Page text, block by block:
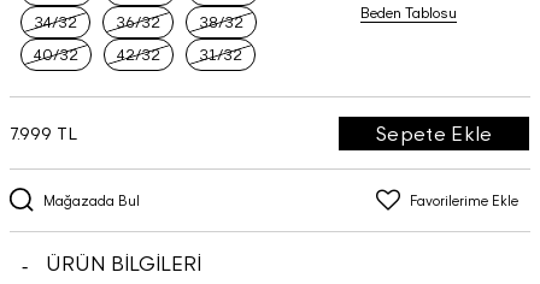
34/32
36/32
38/32
40/32
42/32 31/32
Beden Tablosu
Mağazada Bul Favorilerime Ekle
7.999 TL Sepete Ekle
ÜRÜN BİLGİLERİ